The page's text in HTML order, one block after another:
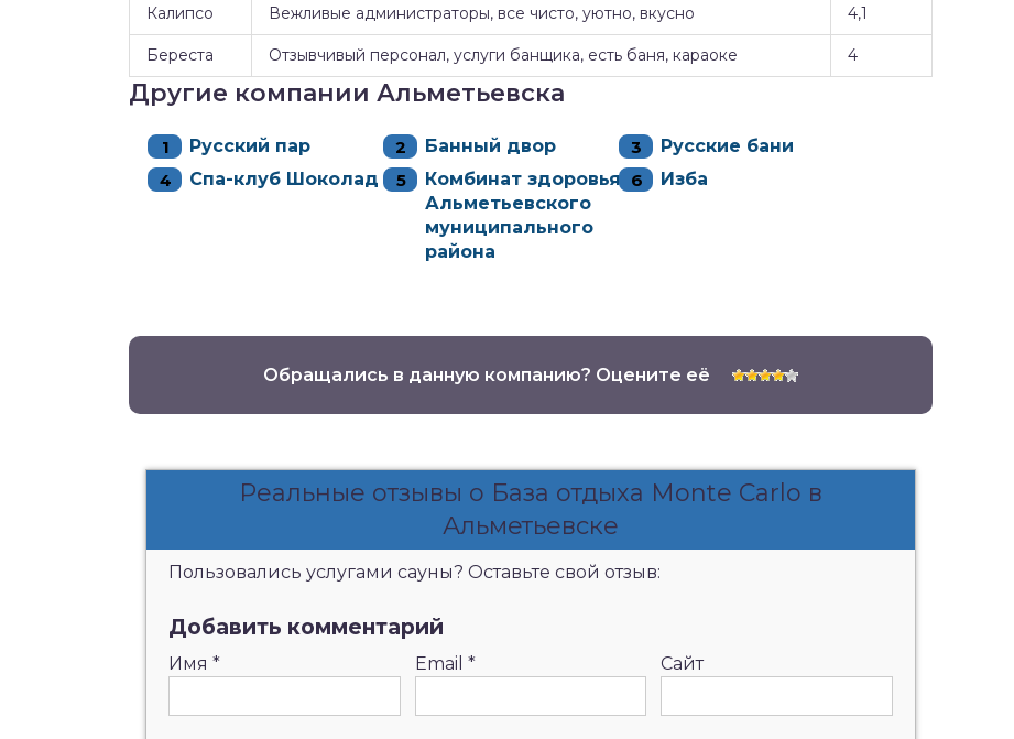
Калипсо Вежливые администраторы, все чисто, уютно, вкусно 4,1
Береста Отзывчивый персонал, услуги банщика, есть баня, караоке 4
Другие компании Альметьевска
Русский пар Банный двор
Русские бани
Спа-клуб Шоколад
Комбинат здоровья
Альметьевского
муниципального
района
Изба
Обращались в данную компанию? Оцените её
Реальные отзывы о База отдыха Monte Carlo в
Альметьевске
Пользовались услугами сауны? Оставьте свой отзыв:
Добавить комментарий
Имя * Email * Сайт